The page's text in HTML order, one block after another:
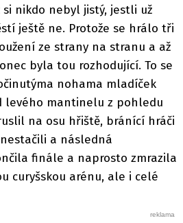
nikdo nebyl jistý, jestli už
ještě ne. Protože se hrálo tři
ze strany na stranu a až
byla tou rozhodující. To se
nohama mladíček
levého mantinelu z pohledu
na osu hřiště, bránící hráči
a následná
finále a naprosto zmrazila
curyšskou arénu, ale i celé